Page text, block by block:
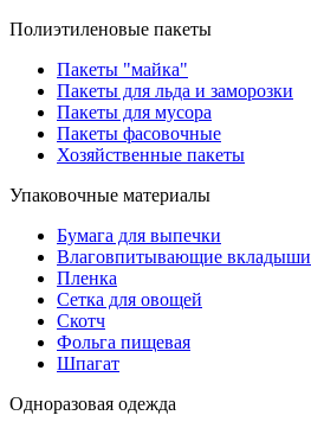
Полиэтиленовые пакеты
Пакеты "майка"
Пакеты для льда и заморозки
Пакеты для мусора
Пакеты фасовочные
Хозяйственные пакеты
Упаковочные материалы
Бумага для выпечки
Влаговпитывающие вкладыши
Пленка
Сетка для овощей
Скотч
Фольга пищевая
Шпагат
Одноразовая одежда